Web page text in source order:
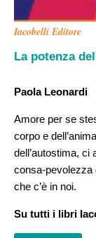
Iacobelli Editore
La potenza
Paola Leonardi
Amore per se
corpo e
dell’autostima,
consa-pevolezza
che c’è in noi.
Su tutti i libri